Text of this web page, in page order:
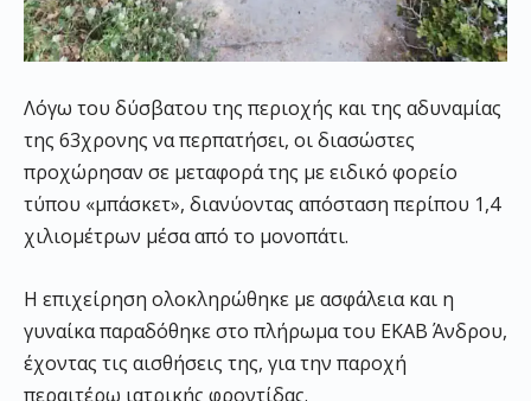
Λόγω του δύσβατου της περιοχής και της αδυναμίας
της 63χρονης να περπατήσει, οι διασώστες
προχώρησαν σε μεταφορά της με ειδικό φορείο
τύπου «μπάσκετ», διανύοντας απόσταση περίπου 1,4
χιλιομέτρων μέσα από το μονοπάτι.
Η επιχείρηση ολοκληρώθηκε με ασφάλεια και η
γυναίκα παραδόθηκε στο πλήρωμα του ΕΚΑΒ Άνδρου,
έχοντας τις αισθήσεις της, για την παροχή
περαιτέρω ιατρικής φροντίδας.